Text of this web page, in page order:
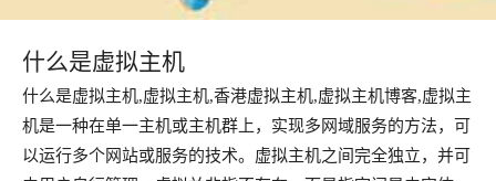
什么是虚拟主机
什么是虚拟主机,虚拟主机,香港虚拟主机,虚拟主机博客,虚拟主
机是一种在单一主机或主机群上，实现多网域服务的方法，可
以运行多个网站或服务的技术。虚拟主机之间完全独立，并可